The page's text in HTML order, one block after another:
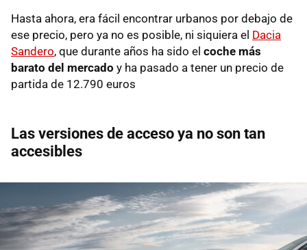
Hasta ahora, era fácil encontrar urbanos por debajo de
ese precio, pero ya no es posible, ni siquiera el Dacia
Sandero, que durante años ha sido el coche más
barato del mercado y ha pasado a tener un precio de
partida de 12.790 euros
Las versiones de acceso ya no son tan
accesibles